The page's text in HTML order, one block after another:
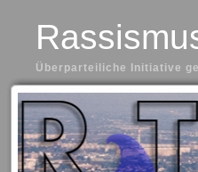
Überparteiliche Initiative